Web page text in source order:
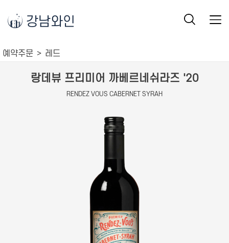
강남와인
예약주문 레드
랑데뷰 프리미어 까베르네쉬라즈 '20
RENDEZ VOUS CABERNET SYRAH